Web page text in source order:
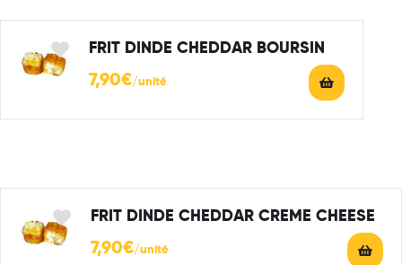
FRIT DINDE CHEDDAR BOURSIN
7,90€
FRIT DINDE CHEDDAR CREME CHEESE
7,90€